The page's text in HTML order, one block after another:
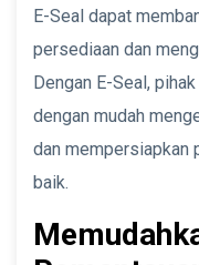
E-Seal dapat
persediaan dan
Dengan E-Seal,
dengan mudah
dan mempersiapkan
baik.